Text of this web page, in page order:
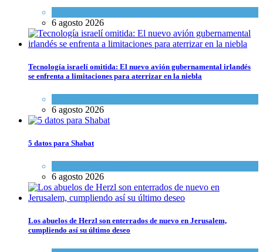
6 agosto 2026
Tecnología israelí omitida: El nuevo avión gubernamental irlandés
se enfrenta a limitaciones para aterrizar en la niebla
6 agosto 2026
5 datos para Shabat
6 agosto 2026
Los abuelos de Herzl son enterrados de nuevo en Jerusalem,
cumpliendo así su último deseo